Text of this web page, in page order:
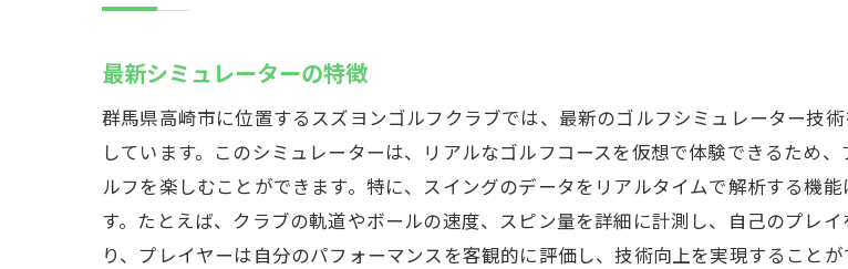
インドアゴルフの新たな楽しみ方
利用者の声から見る進化の先
最新シミュレーターの特徴
群馬県高崎市に位置するスズヨンゴルフクラブでは、最新のゴルフシミュレーター技
しています。このシミュレーターは、リアルなゴルフコースを仮想で体験できるため
ルフを楽しむことができます。特に、スイングのデータをリアルタイムで解析する機
す。たとえば、クラブの軌道やボールの速度、スピン量を詳細に計測し、自己のプレ
り、プレイヤーは自分のパフォーマンスを客観的に評価し、技術向上を実現することが